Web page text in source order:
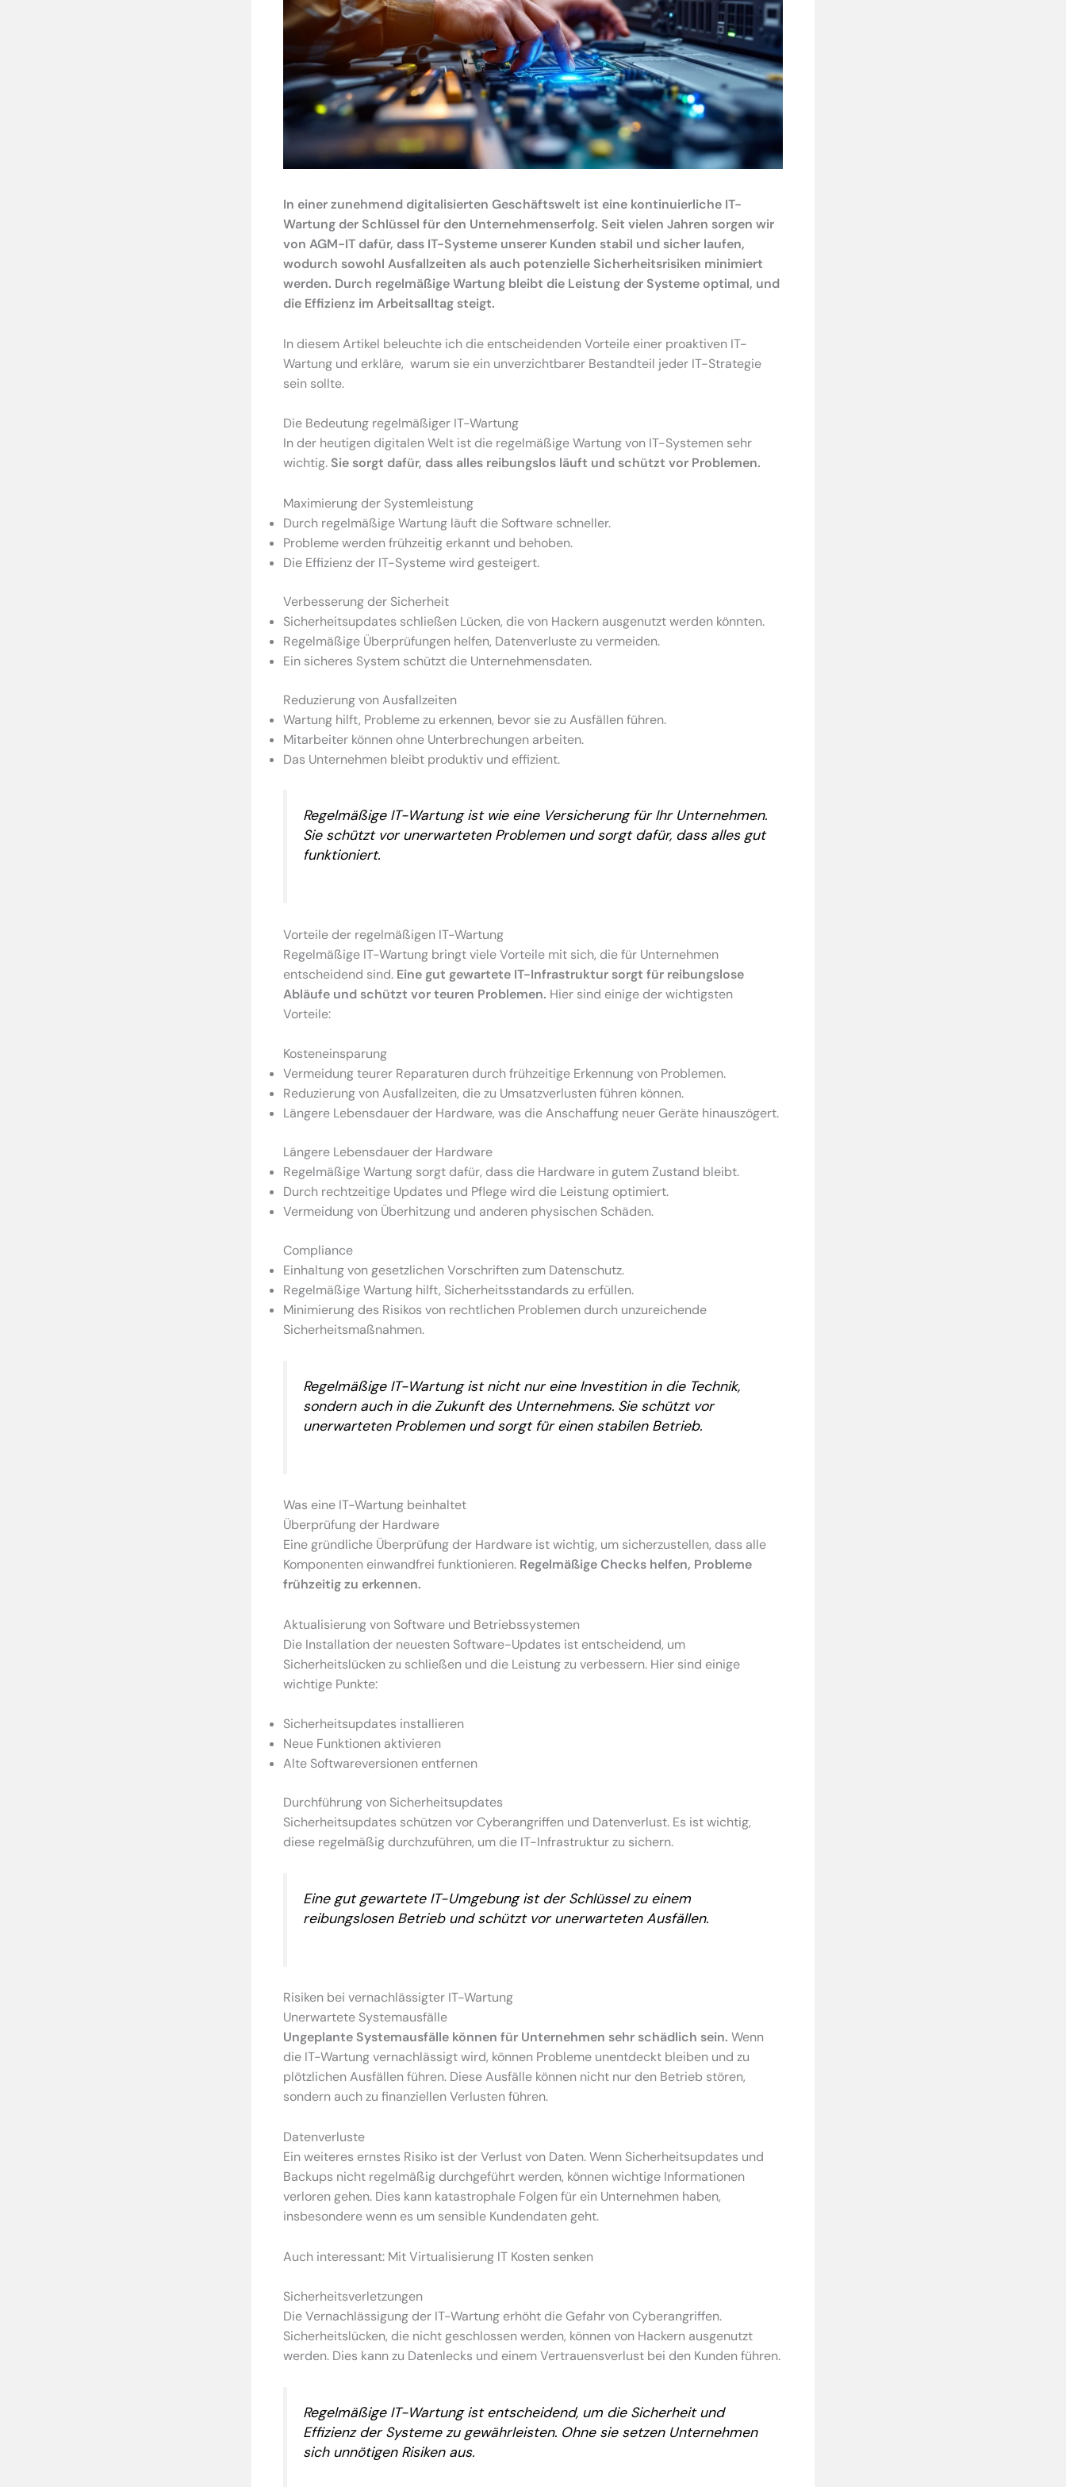
In einer zunehmend digitalisierten Geschäftswelt ist eine kontinuierliche IT-
Wartung der Schlüssel für den Unternehmenserfolg. Seit vielen Jahren sorgen wir
von AGM-IT dafür, dass IT-Systeme unserer Kunden stabil und sicher laufen,
wodurch sowohl Ausfallzeiten als auch potenzielle Sicherheitsrisiken minimiert
werden. Durch regelmäßige Wartung bleibt die Leistung der Systeme optimal, und
die Effizienz im Arbeitsalltag steigt.
In diesem Artikel beleuchte ich die entscheidenden Vorteile einer proaktiven IT-
Wartung und erkläre, warum sie ein unverzichtbarer Bestandteil jeder IT-Strategie
sein sollte.
Die Bedeutung regelmäßiger IT-Wartung
In der heutigen digitalen Welt ist die regelmäßige Wartung von IT-Systemen sehr
wichtig. Sie sorgt dafür, dass alles reibungslos läuft und schützt vor Problemen.
Maximierung der Systemleistung
Durch regelmäßige Wartung läuft die Software schneller.
Probleme werden frühzeitig erkannt und behoben.
Die Effizienz der IT-Systeme wird gesteigert.
Verbesserung der Sicherheit
Sicherheitsupdates schließen Lücken, die von Hackern ausgenutzt werden könnten.
Regelmäßige Überprüfungen helfen, Datenverluste zu vermeiden.
Ein sicheres System schützt die Unternehmensdaten.
Reduzierung von Ausfallzeiten
Wartung hilft, Probleme zu erkennen, bevor sie zu Ausfällen führen.
Mitarbeiter können ohne Unterbrechungen arbeiten.
Das Unternehmen bleibt produktiv und effizient.
Regelmäßige IT-Wartung ist wie eine Versicherung für Ihr Unternehmen.
Sie schützt vor unerwarteten Problemen und sorgt dafür, dass alles gut
funktioniert.
Vorteile der regelmäßigen IT-Wartung
Regelmäßige IT-Wartung bringt viele Vorteile mit sich, die für Unternehmen
entscheidend sind. Eine gut gewartete IT-Infrastruktur sorgt für reibungslose
Abläufe und schützt vor teuren Problemen. Hier sind einige der wichtigsten
Vorteile:
Kosteneinsparung
Vermeidung teurer Reparaturen durch frühzeitige Erkennung von Problemen.
Reduzierung von Ausfallzeiten, die zu Umsatzverlusten führen können.
Längere Lebensdauer der Hardware, was die Anschaffung neuer Geräte hinauszögert.
Längere Lebensdauer der Hardware
Regelmäßige Wartung sorgt dafür, dass die Hardware in gutem Zustand bleibt.
Durch rechtzeitige Updates und Pflege wird die Leistung optimiert.
Vermeidung von Überhitzung und anderen physischen Schäden.
Compliance
Einhaltung von gesetzlichen Vorschriften zum Datenschutz.
Regelmäßige Wartung hilft, Sicherheitsstandards zu erfüllen.
Minimierung des Risikos von rechtlichen Problemen durch unzureichende
Sicherheitsmaßnahmen.
Regelmäßige IT-Wartung ist nicht nur eine Investition in die Technik,
sondern auch in die Zukunft des Unternehmens. Sie schützt vor
unerwarteten Problemen und sorgt für einen stabilen Betrieb.
Was eine IT-Wartung beinhaltet
Überprüfung der Hardware
Eine gründliche Überprüfung der Hardware ist wichtig, um sicherzustellen, dass alle
Komponenten einwandfrei funktionieren. Regelmäßige Checks helfen, Probleme
frühzeitig zu erkennen.
Aktualisierung von Software und Betriebssystemen
Die Installation der neuesten Software-Updates ist entscheidend, um
Sicherheitslücken zu schließen und die Leistung zu verbessern. Hier sind einige
wichtige Punkte:
Sicherheitsupdates installieren
Neue Funktionen aktivieren
Alte Softwareversionen entfernen
Durchführung von Sicherheitsupdates
Sicherheitsupdates schützen vor Cyberangriffen und Datenverlust. Es ist wichtig,
diese regelmäßig durchzuführen, um die IT-Infrastruktur zu sichern.
Eine gut gewartete IT-Umgebung ist der Schlüssel zu einem
reibungslosen Betrieb und schützt vor unerwarteten Ausfällen.
Risiken bei vernachlässigter IT-Wartung
Unerwartete Systemausfälle
Ungeplante Systemausfälle können für Unternehmen sehr schädlich sein. Wenn
die IT-Wartung vernachlässigt wird, können Probleme unentdeckt bleiben und zu
plötzlichen Ausfällen führen. Diese Ausfälle können nicht nur den Betrieb stören,
sondern auch zu finanziellen Verlusten führen.
Datenverluste
Ein weiteres ernstes Risiko ist der Verlust von Daten. Wenn Sicherheitsupdates und
Backups nicht regelmäßig durchgeführt werden, können wichtige Informationen
verloren gehen. Dies kann katastrophale Folgen für ein Unternehmen haben,
insbesondere wenn es um sensible Kundendaten geht.
Auch interessant: Mit Virtualisierung IT Kosten senken
Sicherheitsverletzungen
Die Vernachlässigung der IT-Wartung erhöht die Gefahr von Cyberangriffen.
Sicherheitslücken, die nicht geschlossen werden, können von Hackern ausgenutzt
werden. Dies kann zu Datenlecks und einem Vertrauensverlust bei den Kunden führen.
Regelmäßige IT-Wartung ist entscheidend, um die Sicherheit und
Effizienz der Systeme zu gewährleisten. Ohne sie setzen Unternehmen
sich unnötigen Risiken aus.